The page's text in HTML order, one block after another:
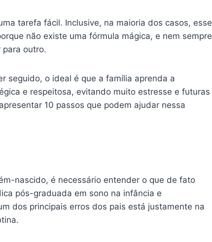
tarefa fácil. Inclusive, na maioria dos casos, esse
não existe uma fórmula mágica, e nem sempre
para outro.
seguido, o ideal é que a família aprenda a
e respeitosa, evitando muito estresse e futuras
10 passos que podem ajudar nessa
nascido, é necessário entender o que de fato
pós-graduada em sono na infância e
dos principais erros dos pais está justamente na